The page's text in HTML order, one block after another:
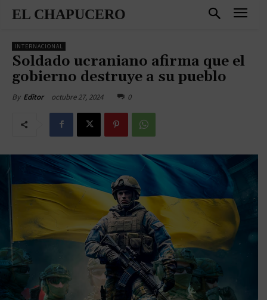
EL CHAPUCERO
INTERNACIONAL
Soldado ucraniano afirma que el
gobierno destruye a su pueblo
By Editor octubre 27, 2024 0